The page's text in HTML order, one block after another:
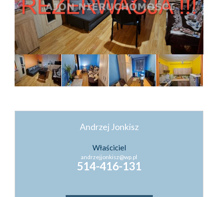
Kontakt
Kredyty
Andrzej Jonkisz
Właściciel
andrzejjonkisz@wp.pl
514-416-131